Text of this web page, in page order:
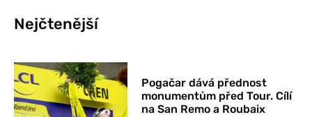
Nejčtenější
Pogačar dává přednost
monumentům před Tour. Cílí
na San Remo a Roubaix